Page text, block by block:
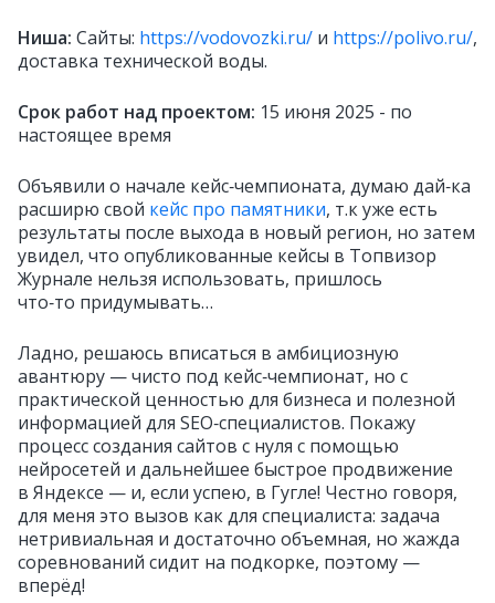
Ниша: Сайты: https://vodovozki.ru/ и https://polivo.ru/,
доставка технической воды.
Срок работ над проектом: 15 июня 2025 - по
настоящее время
Объявили о начале кейс‑чемпионата, думаю дай‑ка
расширю свой кейс про памятники, т.к уже есть
результаты после выхода в новый регион, но затем
увидел, что опубликованные кейсы в Топвизор
Журнале нельзя использовать, пришлось
что‑то придумывать…
Ладно, решаюсь вписаться в амбициозную
авантюру — чисто под кейс‑чемпионат, но с
практической ценностью для бизнеса и полезной
информацией для SEO‑специалистов. Покажу
процесс создания сайтов с нуля с помощью
нейросетей и дальнейшее быстрое продвижение
в Яндексе — и, если успею, в Гугле! Честно говоря,
для меня это вызов как для специалиста: задача
нетривиальная и достаточно объемная, но жажда
соревнований сидит на подкорке, поэтому —
вперёд!